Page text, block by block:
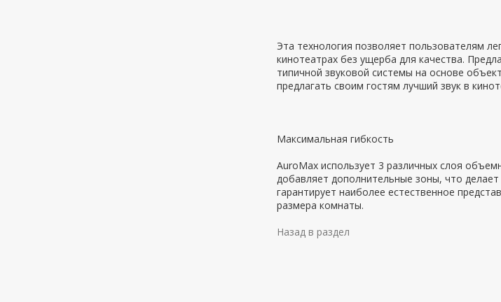
Эта технология позволяет пользователям
кинотеатрах без ущерба для качества.
типичной звуковой системы на основе
предлагать своим гостям лучший звук в
Максимальная гибкость
AuroMax использует 3 различных слоя
добавляет дополнительные зоны, что
гарантирует наиболее естественное
размера комнаты.
Назад в раздел